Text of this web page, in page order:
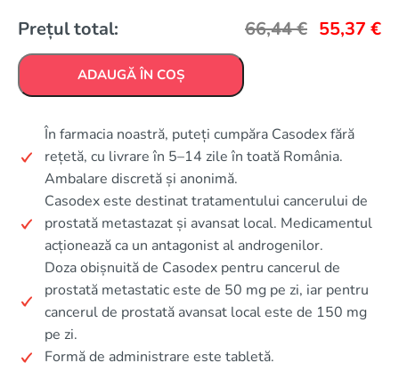
Prețul total: 66,44€ 55,37 €
ADAUGĂ ÎN COȘ
În farmacia noastră, puteți cumpăra Casodex fără
rețetă, cu livrare în 5–14 zile în toată România.
Ambalare discretă și anonimă.
Casodex este destinat tratamentului cancerului de
prostată metastazat și avansat local. Medicamentul
acționează ca un antagonist al androgenilor.
Doza obișnuită de Casodex pentru cancerul de
prostată metastatic este de 50 mg pe zi, iar pentru
cancerul de prostată avansat local este de 150 mg
pe zi.
Formă de administrare este tabletă.